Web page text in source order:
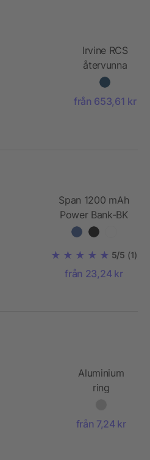
Irvine RCS
återvunna
och
reparerbara
trådlösa
från 653,61 kr
Span 1200 mAh
Power Bank-BK
5/5 (1)
från 23,24 kr
Aluminium
ring
från 7,24 kr